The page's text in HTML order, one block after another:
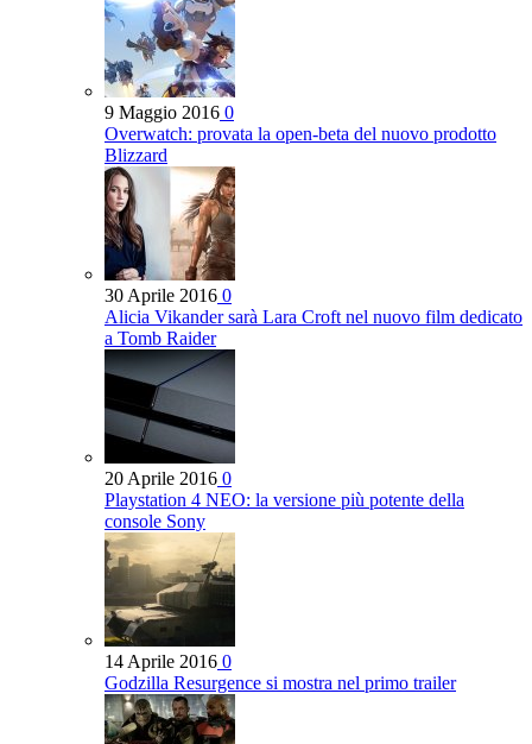
9 Maggio 2016 0
Overwatch: provata la open-beta del nuovo prodotto
Blizzard
30 Aprile 2016 0
Alicia Vikander sarà Lara Croft nel nuovo film dedicato
a Tomb Raider
20 Aprile 2016 0
Playstation 4 NEO: la versione più potente della
console Sony
14 Aprile 2016 0
Godzilla Resurgence si mostra nel primo trailer